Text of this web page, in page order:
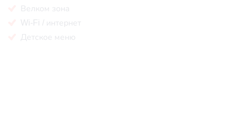
Велком зона
Wi-Fi / интернет
Детское меню